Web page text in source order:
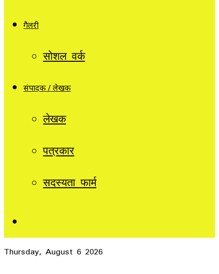
गैलरी
सोशल वर्क
संपादक / लेखक
लेखक
पत्रकार
सदस्यता फार्म
Thursday, August 6 2026